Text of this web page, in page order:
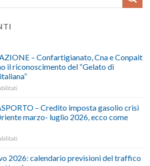
– Confartigianato, Cna e Conpait
il riconoscimento del “Gelato di
–
Confartigianato,
Cna
il
riconoscimento
– Credito imposta gasolio crisi
marzo- luglio 2026, ecco come
–
Credito
2026: calendario previsioni del traffico